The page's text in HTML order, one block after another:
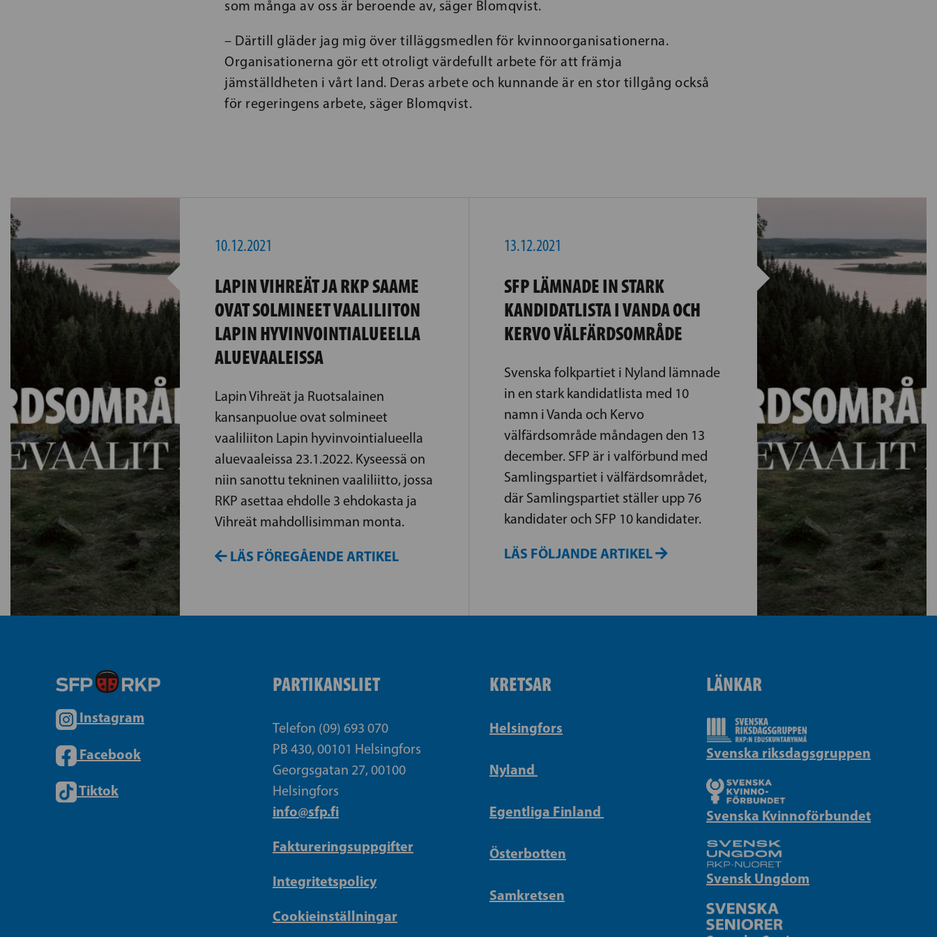
som många av oss är beroende av, säger Blomqvist.
– Därtill gläder jag mig över tilläggsmedlen för kvinnoorganisationerna.
Organisationerna gör ett otroligt värdefullt arbete för att främja
jämställdheten i vårt land. Deras arbete och kunnande är en stor tillgång också
för regeringens arbete, säger Blomqvist.
10.12.2021
LAPIN VIHREÄT JA RKP SAAME
OVAT SOLMINEET VAALILIITON
LAPIN HYVINVOINTIALUEELLA
ALUEVAALEISSA
Lapin Vihreät ja Ruotsalainen
kansanpuolue ovat solmineet
vaaliliiton Lapin hyvinvointialueella
aluevaaleissa 23.1.2022. Kyseessä on
niin sanottu tekninen vaaliliitto, jossa
RKP asettaa ehdolle 3 ehdokasta ja
Vihreät mahdollisimman monta.
LÄS FÖREGÅENDE ARTIKEL
13.12.2021
SFP LÄMNADE IN STARK
KANDIDATLISTA I VANDA OCH
KERVO VÄLFÄRDSOMRÅDE
Svenska folkpartiet i Nyland lämnade
in en stark kandidatlista med 10
namn i Vanda och Kervo
välfärdsområde måndagen den 13
december. SFP är i valförbund med
Samlingspartiet i välfärdsområdet,
där Samlingspartiet ställer upp 76
kandidater och SFP 10 kandidater.
LÄS FÖLJANDE ARTIKEL
Instagram
Facebook
Tiktok
PARTIKANSLIET
Telefon (09) 693 070
PB 430, 00101 Helsingfors
Georgsgatan 27, 00100
Helsingfors
info@sfp.fi
Faktureringsuppgifter
Integritetspolicy
Cookieinställningar
KRETSAR
Helsingfors
Nyland
Egentliga Finland
Österbotten
Samkretsen
LÄNKAR
Svenska riksdagsgruppen
Svenska Kvinnoförbundet
Svensk Ungdom